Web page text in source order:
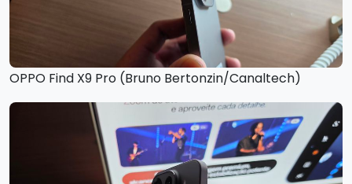
OPPO Find X9 Pro (Bruno Bertonzin/Canaltech)